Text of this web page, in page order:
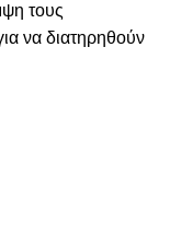
τους
να διατηρηθούν